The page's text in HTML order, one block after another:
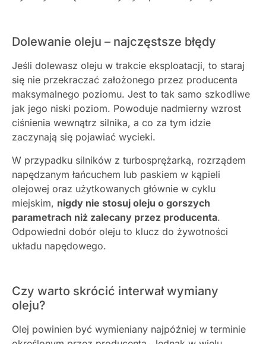
Dolewanie oleju – najczęstsze błędy
Jeśli dolewasz oleju w trakcie eksploatacji, to staraj
się nie przekraczać założonego przez producenta
maksymalnego poziomu. Jest to tak samo szkodliwe
jak jego niski poziom. Powoduje nadmierny wzrost
ciśnienia wewnątrz silnika, a co za tym idzie
zaczynają się pojawiać wycieki.
W przypadku silników z turbosprężarką, rozrządem
napędzanym łańcuchem lub paskiem w kąpieli
olejowej oraz użytkowanych głównie w cyklu
miejskim, nigdy nie stosuj oleju o gorszych
parametrach niż zalecany przez producenta.
Odpowiedni dobór oleju to klucz do żywotności
układu napędowego.
Czy warto skrócić interwał wymiany
oleju?
Olej powinien być wymieniany najpóźniej w terminie